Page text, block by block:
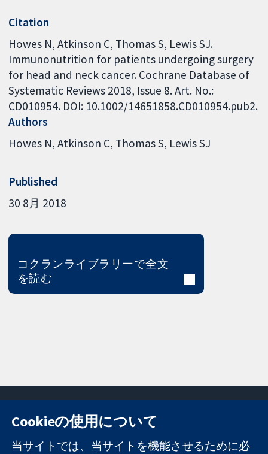
Citation
Howes N, Atkinson C, Thomas S, Lewis SJ.
Immunonutrition for patients undergoing surgery
for head and neck cancer. Cochrane Database of
Systematic Reviews 2018, Issue 8. Art. No.:
CD010954. DOI: 10.1002/14651858.CD010954.pub2.
Authors
Howes N Atkinson C Thomas S Lewis SJ
Published
30 8月 2018
コクランライブラリーで全文
を読む
11-13 Cavendish
お問い合わせ
Cookieの使用について
当サイトでは、当サイトを機能させるために必